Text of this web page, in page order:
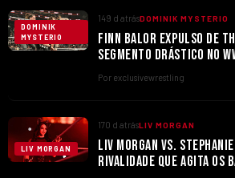
DOMINIK
MYSTERIO
149 d atrásDOMINIK MYSTERIO
FINN BALOR EXPULSO DE
SEGMENTO DRÁSTICO NO
Por exclusivewrestling
LIV MORGAN
170 d atrásLIV MORGAN
LIV MORGAN VS.
RIVALIDADE QUE AGITA OS